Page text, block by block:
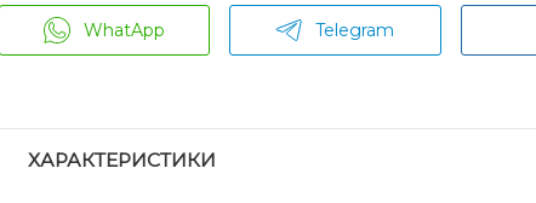
WhatApp Telegram
ХАРАКТЕРИСТИКИ